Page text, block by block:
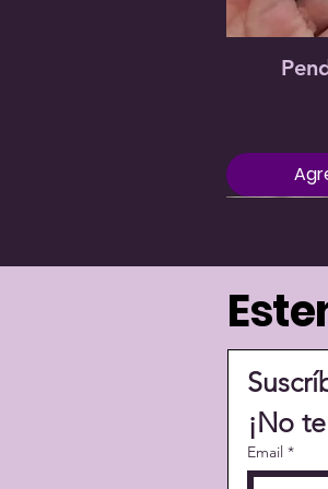
School
Precio
20,00 €
Kaisen
Precio
19,00 €
Precio
19,00 €
¡No
Email *